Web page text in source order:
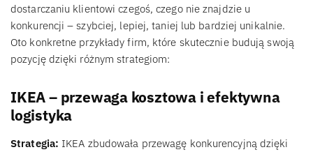
dostarczaniu klientowi czegoś, czego nie znajdzie u
konkurencji – szybciej, lepiej, taniej lub bardziej unikalnie.
Oto konkretne przykłady firm, które skutecznie budują swoją
pozycję dzięki różnym strategiom:
IKEA – przewaga kosztowa i efektywna
logistyka
Strategia: IKEA zbudowała przewagę konkurencyjną dzięki